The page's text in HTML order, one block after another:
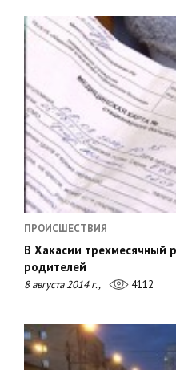
ПРОИСШЕСТВИЯ
В Хакасии трехмесячный
родителей
8 августа 2014 г., 4112